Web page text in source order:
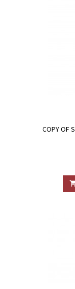
COPY OF